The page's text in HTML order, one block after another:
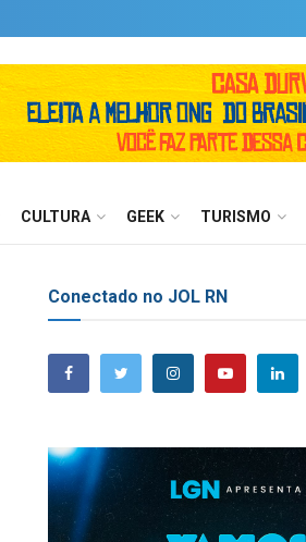
CULTURA GEEK TURISMO
Conectado no JOL RN